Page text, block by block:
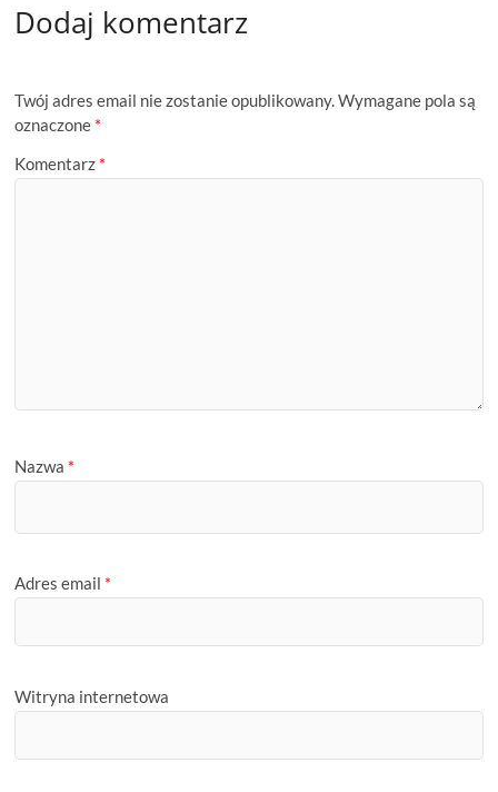
Dodaj komentarz
Twój adres email nie zostanie opublikowany.Wymagane pola są
oznaczone *
Komentarz *
Nazwa *
Adres email *
Witryna internetowa